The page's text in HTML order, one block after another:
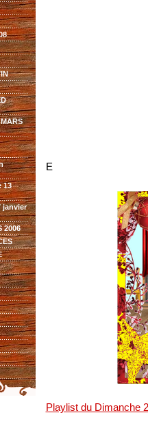
13
janvier
2006
E
Playlist du Dimanche